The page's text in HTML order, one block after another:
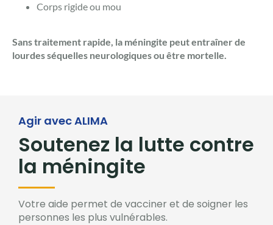
Corps rigide ou mou
Sans traitement rapide, la méningite peut entraîner de
lourdes séquelles neurologiques ou être mortelle.
Agir avec ALIMA
Soutenez la lutte contre
la méningite
Votre aide permet de vacciner et de soigner les
personnes les plus vulnérables.